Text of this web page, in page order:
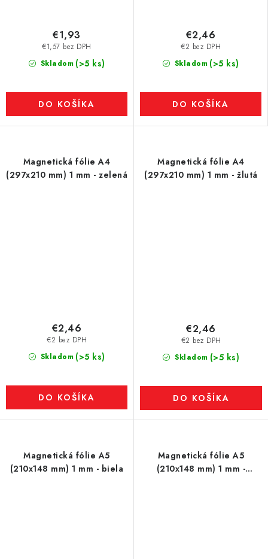
Skladom (>5 ks)
€1,57 bez DPH
€1,93
DO KOŠÍKA
Skladom (>5 ks)
€2 bez DPH
€2,46
DO KOŠÍKA
Magnetická fólie A4
(297x210 mm) 1 mm - zelená
Skladom (>5 ks)
€2 bez DPH
€2,46
DO KOŠÍKA
Magnetická fólie A4
(297x210 mm) 1 mm - žlutá
Skladom (>5 ks)
€2 bez DPH
€2,46
DO KOŠÍKA
Magnetická fólie A5
(210x148 mm) 1 mm - biela
Magnetická fólie A5
(210x148 mm) 1 mm -